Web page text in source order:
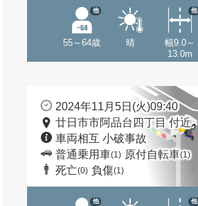
55～64歳
他
晴
幅9.0～
13.0m
他
2024年11月5日(火)09:40
廿日市市阿品台四丁目 付近
車両相互 小破事故
普通乗用車(1) 原付自転車(1)
死亡(0) 負傷(1)
他 他